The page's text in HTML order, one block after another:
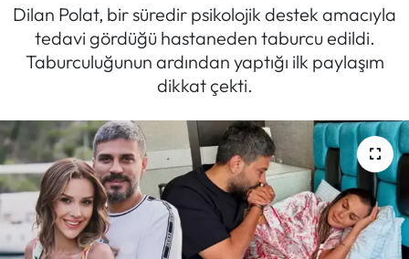
Dilan Polat, bir süredir psikolojik destek amacıyla
tedavi gördüğü hastaneden taburcu edildi.
Taburculuğunun ardından yaptığı ilk paylaşım
dikkat çekti.
Politik Kulis
Magazin
Mektup Galeri
Röportaj
Son Dakika Haberleri